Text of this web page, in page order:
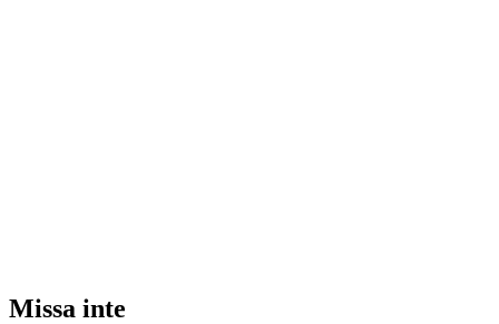
Missa inte